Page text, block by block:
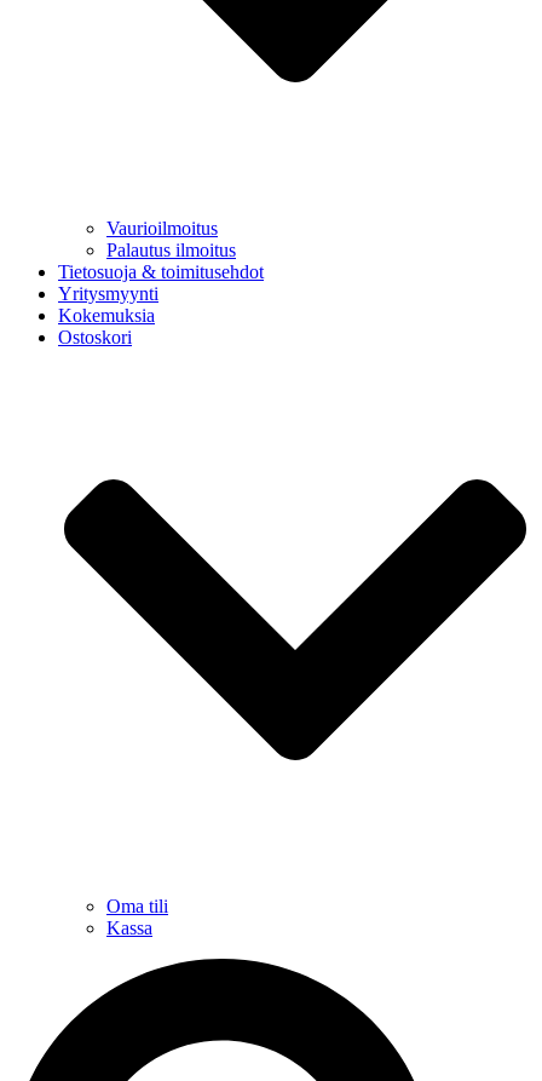
Vaurioilmoitus
Palautus ilmoitus
Tietosuoja & toimitusehdot
Yritysmyynti
Kokemuksia
Ostoskori
Oma tili
Kassa